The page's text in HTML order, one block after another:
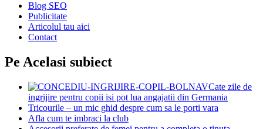
Blog SEO
Publicitate
Articolul tau aici
Contact
Pe Acelasi subiect
Cate zile de
ingrijire pentru copii isi pot lua angajatii din Germania
Tricourile – un mic ghid despre cum sa le porti vara
Afla cum te imbraci la club